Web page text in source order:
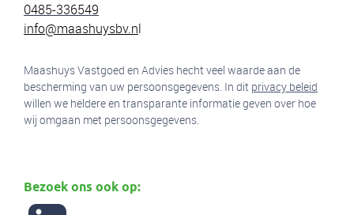
0485-336549
info@maashuysbv.nl
Maashuys Vastgoed en Advies hecht veel waarde aan de
bescherming van uw persoonsgegevens. In dit privacy beleid
willen we heldere en transparante informatie geven over hoe
wij omgaan met persoonsgegevens.
Bezoek ons ook op: